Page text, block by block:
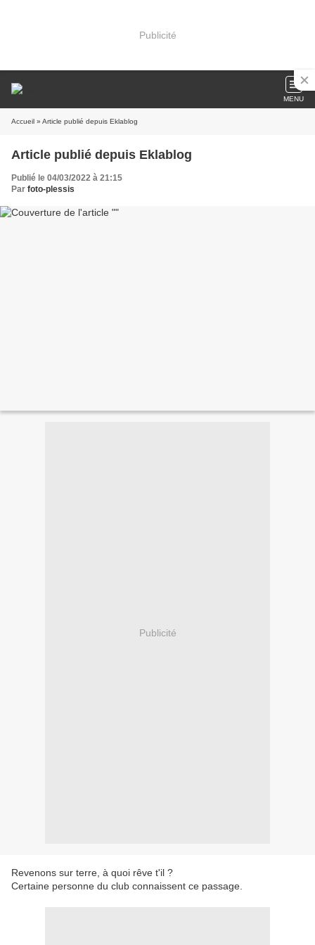
Publicité
MENU
Accueil » Article publié depuis Eklablog
Article publié depuis Eklablog
Publié le 04/03/2022 à 21:15
Par foto-plessis
Publicité
Revenons sur terre, à quoi rêve t'il ?
Certaine personne du club connaissent ce passage.